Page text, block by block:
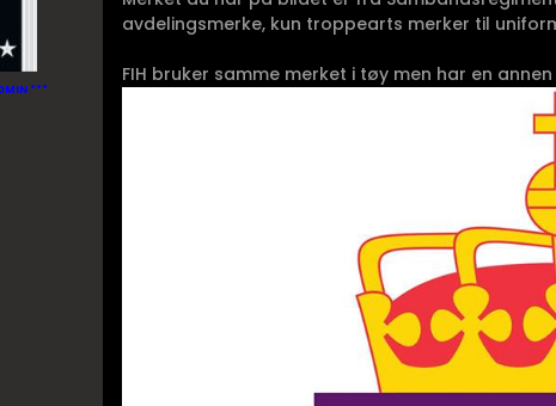
***
avdelingsmerke, kun troppearts merker til
FIH bruker samme merket i tøy men har en